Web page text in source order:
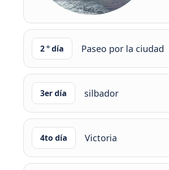
2 º día Paseo por la ciudad
3er día silbador
4to día Victoria